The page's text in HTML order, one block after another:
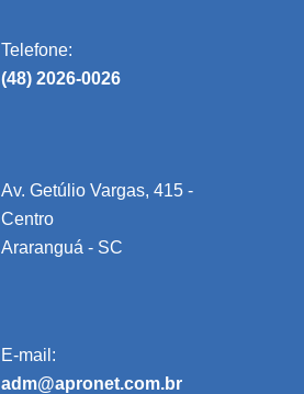
Telefone:
(48) 2026-0026
Av. Getúlio Vargas, 415 -
Centro
Araranguá - SC
E-mail:
adm@apronet.com.br